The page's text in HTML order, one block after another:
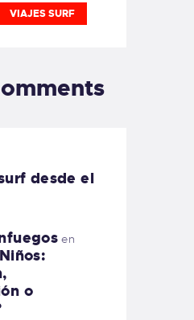
VIAJES SURF
desde el
en
o